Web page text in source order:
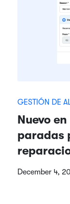
GESTIÓN DE
Nuevo
paradas
December 4,